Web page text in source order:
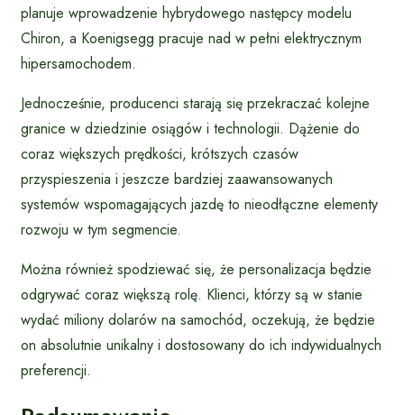
planuje wprowadzenie hybrydowego następcy modelu
Chiron, a Koenigsegg pracuje nad w pełni elektrycznym
hipersamochodem.
Jednocześnie, producenci starają się przekraczać kolejne
granice w dziedzinie osiągów i technologii. Dążenie do
coraz większych prędkości, krótszych czasów
przyspieszenia i jeszcze bardziej zaawansowanych
systemów wspomagających jazdę to nieodłączne elementy
rozwoju w tym segmencie.
Można również spodziewać się, że personalizacja będzie
odgrywać coraz większą rolę. Klienci, którzy są w stanie
wydać miliony dolarów na samochód, oczekują, że będzie
on absolutnie unikalny i dostosowany do ich indywidualnych
preferencji.